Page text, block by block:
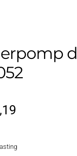
is: